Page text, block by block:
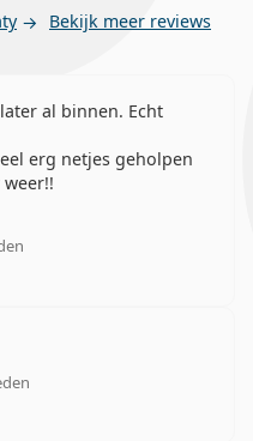
Bekijk meer reviews
al binnen. Echt
erg netjes geholpen
5 van 5
4 van 5